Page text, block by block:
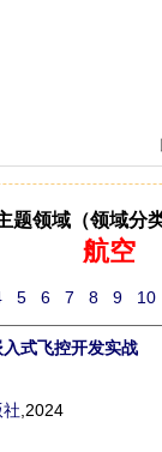
题领域（领域分
航空
5 6 7 8 9 10
式飞控开发实战
,2024